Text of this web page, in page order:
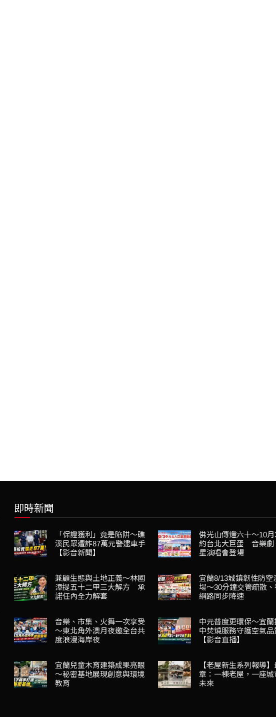
即時新聞
「保證獲利」竟是陷阱～礁
溪民眾遭詐87萬元警逮車手
【影音新聞】
佛光山傳燈六十～10月
約台北大巨蛋 音樂劇
星演唱會登場
兼顧生態與土地正義～林國
漳提五十二甲三大解方 承
諾任內全力解套
宜蘭8/13城鎮韌性防空
場～30分鐘交管疏散
網路同步降速
音樂、市集、火舞一次享受
～東北角外澳月夜邀全台共
度浪漫海岸夜
中元普度更環保～宜蘭
中焚燒服務守護空氣品
【影音直播】
宜蘭兒童木育建築成果亮眼
～秘密基地展現創意與環境
教育
【老屋新生系列報導
章：一棟老屋，一座城
未來